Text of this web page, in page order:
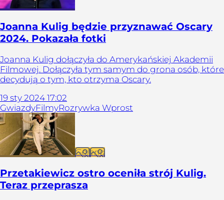
Joanna Kulig będzie przyznawać Oscary
2024. Pokazała fotki
Joanna Kulig dołączyła do Amerykańskiej Akademii
Filmowej. Dołączyła tym samym do grona osób, które
decydują o tym, kto otrzyma Oscary.
19 sty 2024 17:02
GwiazdyFilmyRozrywka Wprost
Galeria
Przetakiewicz ostro oceniła strój Kulig.
Teraz przeprasza